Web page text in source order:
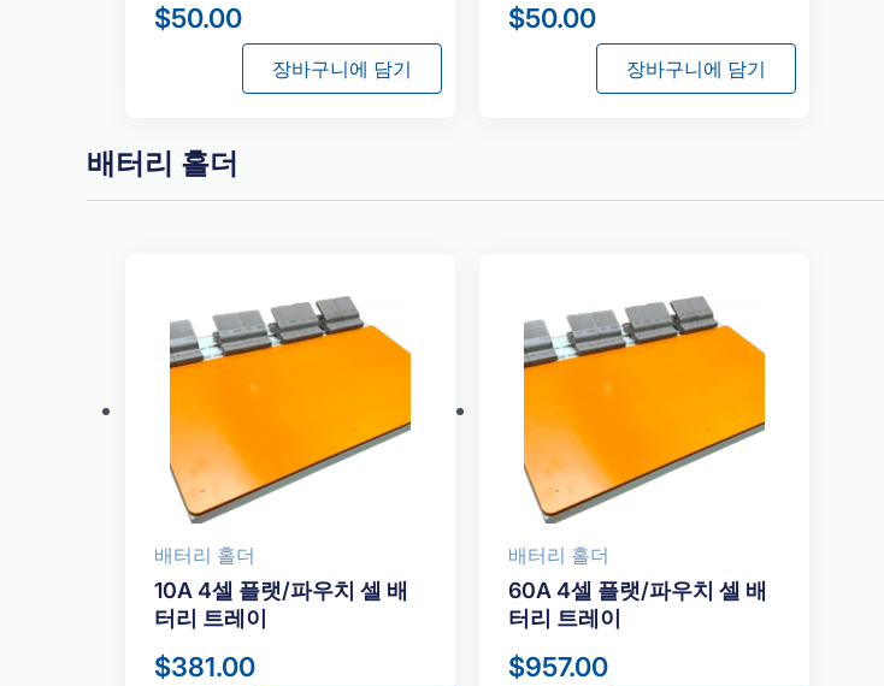
$50.00
장바구니에 담기
$50.00
장바구니에 담기
배터리 홀더
배터리 홀더
10A 4셀 플랫/파우치 셀 배
터리 트레이
$381.00
배터리 홀더
60A 4셀 플랫/파우치 셀 배
터리 트레이
$957.00